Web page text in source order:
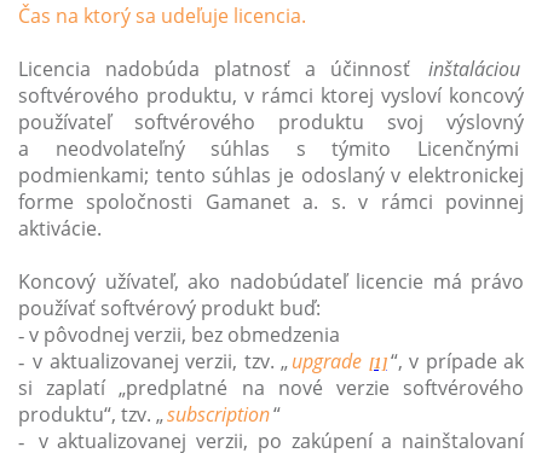
Čas na ktorý sa udeľuje licencia.
Licencia nadobúda platnosť a účinnosť
inštaláciou
softvérového produktu, v rámci ktorej vysloví koncový
používateľ softvérového produktu svoj výslovný
a neodvolateľný súhlas s týmito Licenčnými
podmienkami; tento súhlas je odoslaný v elektronickej
forme spoločnosti Gamanet a. s. v rámci povinnej
aktivácie.
Koncový užívateľ, ako nadobúdateľ licencie má právo
používať softvérový produkt buď:
- v pôvodnej verzii, bez obmedzenia
- v aktualizovanej verzii, tzv. „upgrade [1] “, v prípade ak
si zaplatí „predplatné na nové verzie softvérového
produktu“, tzv. „subscription“
-
v aktualizovanej verzii, po zakúpení a nainštalovaní